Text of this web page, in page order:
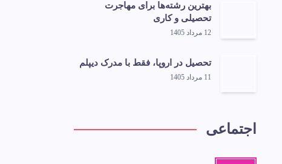
بهترین رشته‌ها برای مهاجرت
تحصیلی و کاری
12 مرداد 1405
تحصیل در اروپا، فقط با مدرک دیپلم
11 مرداد 1405
اجتماعی